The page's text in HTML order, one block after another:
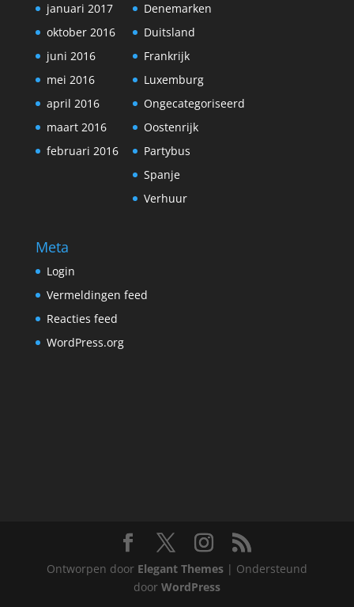
januari 2017
oktober 2016
juni 2016
mei 2016
april 2016
maart 2016
februari 2016
Denemarken
Duitsland
Frankrijk
Luxemburg
Ongecategoriseerd
Oostenrijk
Partybus
Spanje
Verhuur
Meta
Login
Vermeldingen feed
Reacties feed
WordPress.org
Ontworpen door Elegant Themes| Ondersteund
door WordPress